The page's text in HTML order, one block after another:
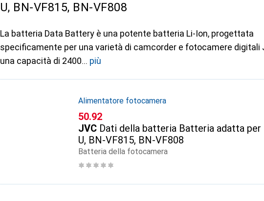
U, BN-VF815, BN-VF808
La batteria Data Battery è una potente batteria Li-Ion, progettata
specificamente per una varietà di camcorder e fotocamere digitali
una capacità di 2400
più
Alimentatore fotocamera
CHF
50.92
JVC Dati della batteria Batteria adatta per
U, BN-VF815, BN-VF808
Batteria della fotocamera